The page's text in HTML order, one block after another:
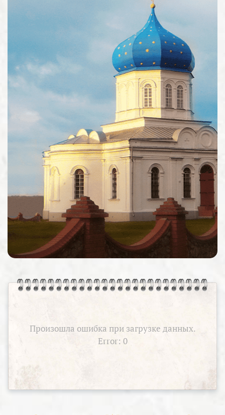
Произошла ошибка при загрузке данных.
Error: 0